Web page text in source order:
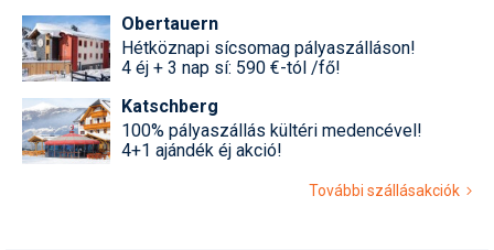
Obertauern
Hétköznapi sícsomag pályaszálláson!
4 éj + 3 nap sí: 590 €-tól /fő!
Katschberg
100% pályaszállás kültéri medencével!
4+1 ajándék éj akció!
További szállásakciók